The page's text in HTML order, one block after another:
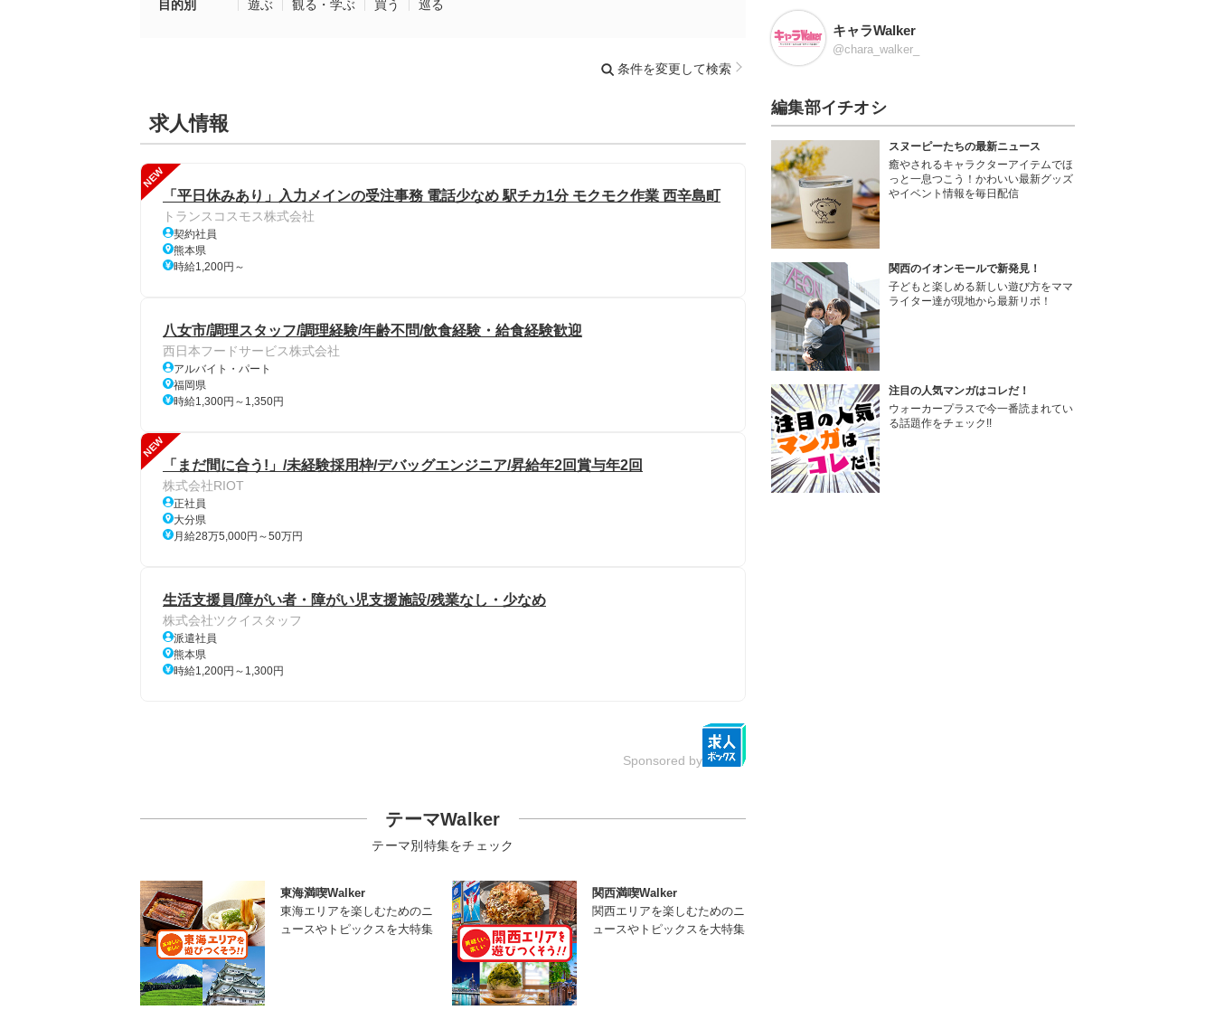
目的別 遊ぶ 観る・学ぶ 買う 巡る
条件を変更して検索
求人情報
NEW
「平日休みあり」入力メインの受注事務 電話少なめ 駅チカ1分 モクモク作業 西辛島町
トランスコスモス株式会社
契約社員
熊本県
時給1,200円～
八女市/調理スタッフ/調理経験/年齢不問/飲食経験・給食経験歓迎
西日本フードサービス株式会社
アルバイト・パート
福岡県
時給1,300円～1,350円
NEW
「まだ間に合う!」/未経験採用枠/デバッグエンジニア/昇給年2回賞与年2回
株式会社RIOT
正社員
大分県
月給28万5,000円～50万円
生活支援員/障がい者・障がい児支援施設/残業なし・少なめ
株式会社ツクイスタッフ
派遣社員
熊本県
時給1,200円～1,300円
Sponsored by
テーマWalker
テーマ別特集をチェック
東海満喫Walker
東海エリアを楽しむためのニ
ュースやトピックスを大特集
関西満喫Walker
関西エリアを楽しむためのニ
ュースやトピックスを大特集
キャラWalker
@chara_walker_
編集部イチオシ
スヌーピーたちの最新ニュース
癒やされるキャラクターアイテムでほ
っと一息つこう！かわいい最新グッズ
やイベント情報を毎日配信
関西のイオンモールで新発見！
子どもと楽しめる新しい遊び方をママ
ライター達が現地から最新リポ！
注目の人気マンガはコレだ！
ウォーカープラスで今一番読まれてい
る話題作をチェック!!